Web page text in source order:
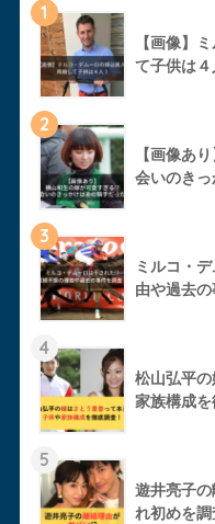
1
【画像】
て子供は４
2
【画像あ
会いのきっ
3
ミルコ・
由や過去の
4
松山弘平
家族構成を
5
遊井亮子
れ初めを調